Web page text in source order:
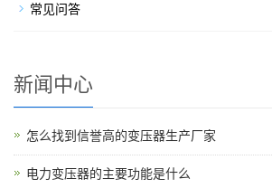
常见问答
新闻中心
怎么找到信誉高的变压器生产厂家
电力变压器的主要功能是什么